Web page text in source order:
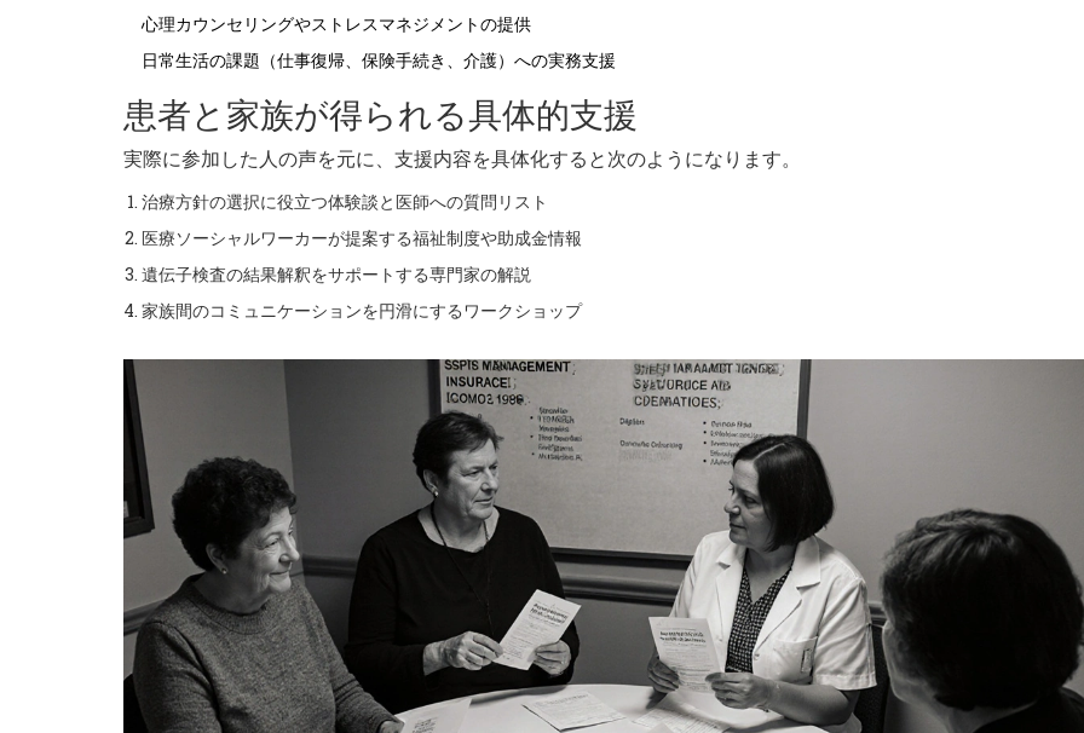
心理カウンセリングやストレスマネジメントの提供
日常生活の課題（仕事復帰、保険手続き、介護）への実務支援
患者と家族が得られる具体的支援
実際に参加した人の声を元に、支援内容を具体化すると次のようになります。
治療方針の選択に役立つ体験談と医師への質問リスト
医療ソーシャルワーカーが提案する福祉制度や助成金情報
遺伝子検査の結果解釈をサポートする専門家の解説
家族間のコミュニケーションを円滑にするワークショップ